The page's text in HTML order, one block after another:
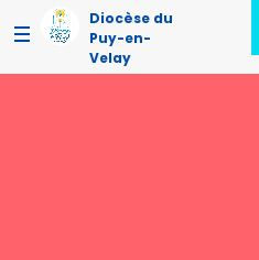
Diocèse du
Puy-en-
Velay